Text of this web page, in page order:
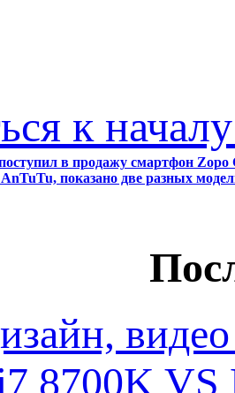
к
в продажу смартфон
показано две разных
8700K VS